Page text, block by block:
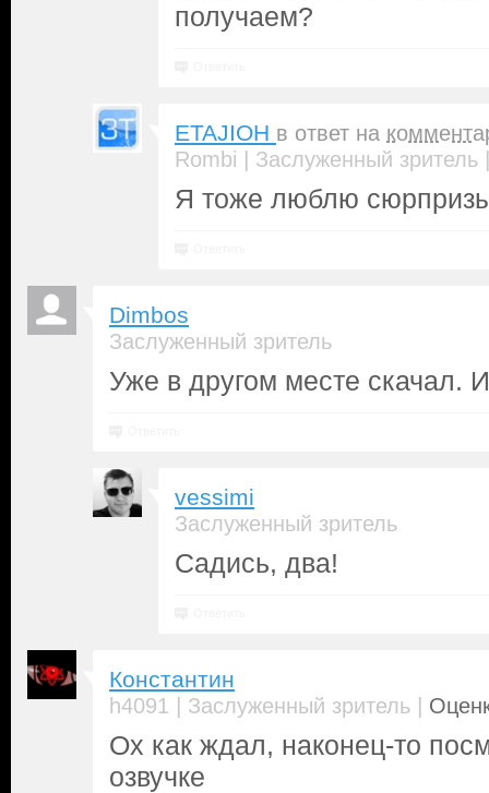
получаем?
ETAJIOH в ответ на
Rombi | Заслуженный зритель
Я тоже люблю
Dimbos
Заслуженный зритель
Уже в другом месте скачал.
vessimi
Заслуженный зритель
Садись, два!
Константин
h4091 | Заслуженный зритель |
Ох как ждал, наконец-то
озвучке